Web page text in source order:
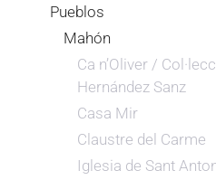
Pueblos
Mahón
Ca n’Oliver /
Hernández Sanz
Casa Mir
Claustre del Carme
Iglesia de Sant